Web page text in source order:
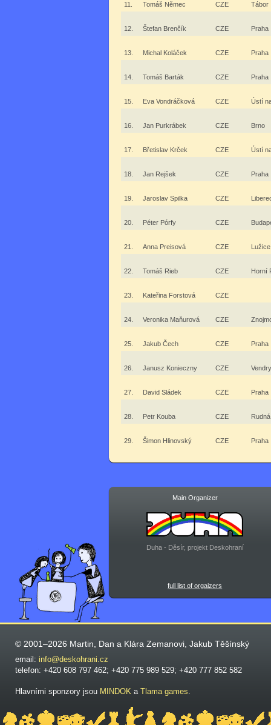
11. Tomáš Němec CZE Tábor
12. Štefan Brenčík CZE Praha
13. Michal Koláček CZE Praha
14. Tomáš Barták CZE Praha
15. Eva Vondráčková CZE Ústí
16. Jan Purkrábek CZE Brno
17. Břetislav Krček CZE Ústí
18. Jan Rejšek CZE Praha
19. Jaroslav Spilka CZE
20. Péter Pórfy CZE
21. Anna Preisová CZE
22. Tomáš Rieb CZE Horní
23. Kateřina Forstová CZE
24. Veronika Maňurová CZE
25. Jakub Čech CZE Praha
26. Janusz Konieczny CZE
27. David Sládek CZE Praha
28. Petr Kouba CZE
29. Šimon Hlinovský CZE Praha
Main Organizer
Duha - Děsír, projekt Deskohraní
full list of orgaizers
© 2001–2026 Martin, Dan a Klára Zemanovi, Jakub Těšínský
email: info@deskohrani.cz
telefon: +420 608 797 462; +420 775 989 529; +420 777 852 582
Hlavními sponzory jsou MINDOK a Tlama games.